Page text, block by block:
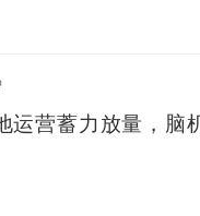
运营蓄力放量，脑